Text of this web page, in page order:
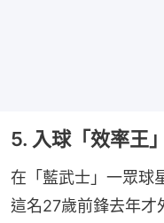
5. 入球「效率王
在「藍武士」一眾球
這名27歲前鋒去年才